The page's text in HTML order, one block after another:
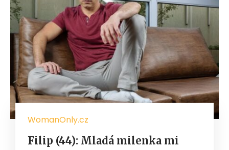
WomanOnly.cz
Filip (44): Mladá milenka mi